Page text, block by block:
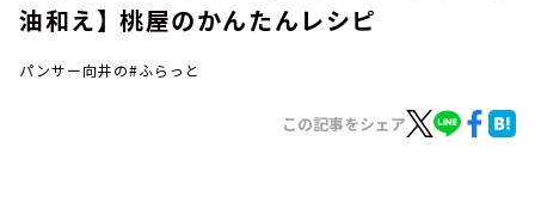
油和え】 桃屋のかんたんレシピ
パンサー向井の#ふらっと
この記事をシェア